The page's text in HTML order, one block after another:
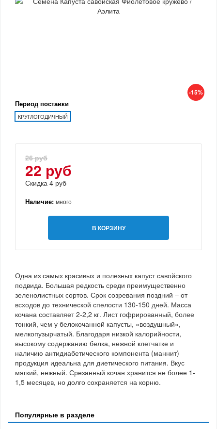
-15%
Период поставки
КРУГЛОГОДИЧНЫЙ
26 руб
22 руб
Скидка 4 руб
Наличие: много
В КОРЗИНУ
Одна из самых красивых и полезных капуст савойского
подвида. Большая редкость среди преимущественно
зеленолистных сортов. Срок созревания поздний – от
всходов до технической спелости 130-150 дней. Масса
кочана составляет 2-2,2 кг. Лист гофрированный, более
тонкий, чем у белокочанной капусты, «воздушный»,
мелкопузырчатый. Благодаря низкой калорийности,
высокому содержанию белка, нежной клетчатке и
наличию антидиабетического компонента (маннит)
продукция идеальна для диетического питания. Вкус
мягкий, нежный. Срезанный кочан хранится не более 1-
1,5 месяцев, но долго сохраняется на корню.
Популярные в разделе